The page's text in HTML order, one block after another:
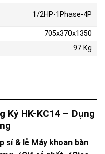
Ký HK-KC14 – Dụng
sỉ & lẻ Máy khoan bàn
1/2HP-1Phase-4P
705x370x1350
97 Kg